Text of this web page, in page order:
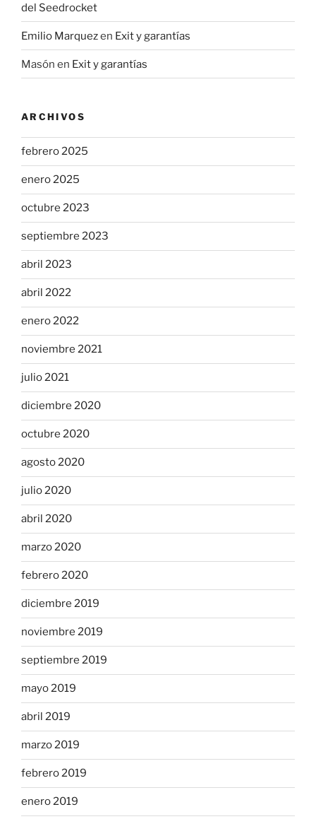
del Seedrocket
Emilio Marquezen Exit y garantías
Masón en Exit y garantías
ARCHIVOS
febrero 2025
enero 2025
octubre 2023
septiembre 2023
abril 2023
abril 2022
enero 2022
noviembre 2021
julio 2021
diciembre 2020
octubre 2020
agosto 2020
julio 2020
abril 2020
marzo 2020
febrero 2020
diciembre 2019
noviembre 2019
septiembre 2019
mayo 2019
abril 2019
marzo 2019
febrero 2019
enero 2019